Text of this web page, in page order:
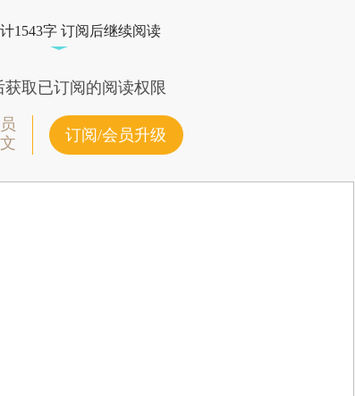
1543字 订阅后继续阅读
取已订阅的阅读权限
订阅/会员升级